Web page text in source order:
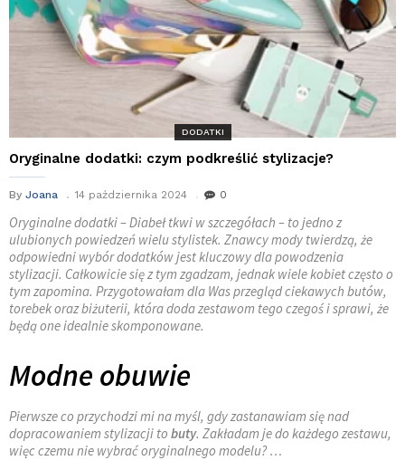
DODATKI
Oryginalne dodatki: czym podkreślić stylizacje?
By Joana 14 października 2024 0
Oryginalne dodatki – Diabeł tkwi w szczegółach – to jedno z
ulubionych powiedzeń wielu stylistek. Znawcy mody twierdzą, że
odpowiedni wybór dodatków jest kluczowy dla powodzenia
stylizacji. Całkowicie się z tym zgadzam, jednak wiele kobiet często o
tym zapomina. Przygotowałam dla Was przegląd ciekawych butów,
torebek oraz biżuterii, która doda zestawom tego czegoś i sprawi, że
będą one idealnie skomponowane.
Modne obuwie
Pierwsze co przychodzi mi na myśl, gdy zastanawiam się nad
dopracowaniem stylizacji to buty. Zakładam je do każdego zestawu,
więc czemu nie wybrać oryginalnego modelu? …